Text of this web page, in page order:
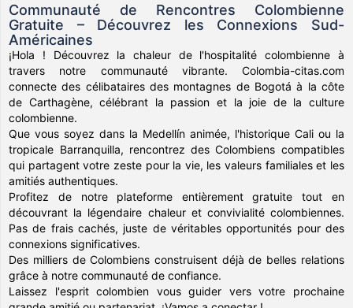
Communauté de Rencontres Colombienne
Gratuite – Découvrez les Connexions Sud-
Américaines
¡Hola ! Découvrez la chaleur de l'hospitalité colombienne à
travers notre communauté vibrante. Colombia-citas.com
connecte des célibataires des montagnes de Bogotá à la côte
de Carthagène, célébrant la passion et la joie de la culture
colombienne.
Que vous soyez dans la Medellín animée, l'historique Cali ou la
tropicale Barranquilla, rencontrez des Colombiens compatibles
qui partagent votre zeste pour la vie, les valeurs familiales et les
amitiés authentiques.
Profitez de notre plateforme entièrement gratuite tout en
découvrant la légendaire chaleur et convivialité colombiennes.
Pas de frais cachés, juste de véritables opportunités pour des
connexions significatives.
Des milliers de Colombiens construisent déjà de belles relations
grâce à notre communauté de confiance.
Laissez l'esprit colombien vous guider vers votre prochaine